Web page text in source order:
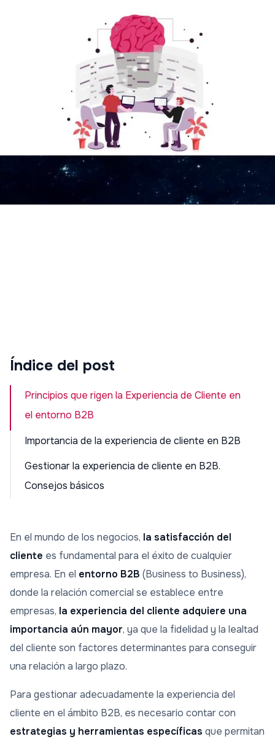
Índice del post
Principios que rigen la Experiencia de Cliente en
el entorno B2B
Importancia de la experiencia de cliente en B2B
Gestionar la experiencia de cliente en B2B.
Consejos básicos
En el mundo de los negocios, la satisfacción del
cliente es fundamental para el éxito de cualquier
empresa. En el entorno B2B (Business to Business),
donde la relación comercial se establece entre
empresas, la experiencia del cliente adquiere una
importancia aún mayor, ya que la fidelidad y la lealtad
del cliente son factores determinantes para conseguir
una relación a largo plazo.
Para gestionar adecuadamente la experiencia del
cliente en el ámbito B2B, es necesario contar con
estrategias y herramientas específicas que permitan